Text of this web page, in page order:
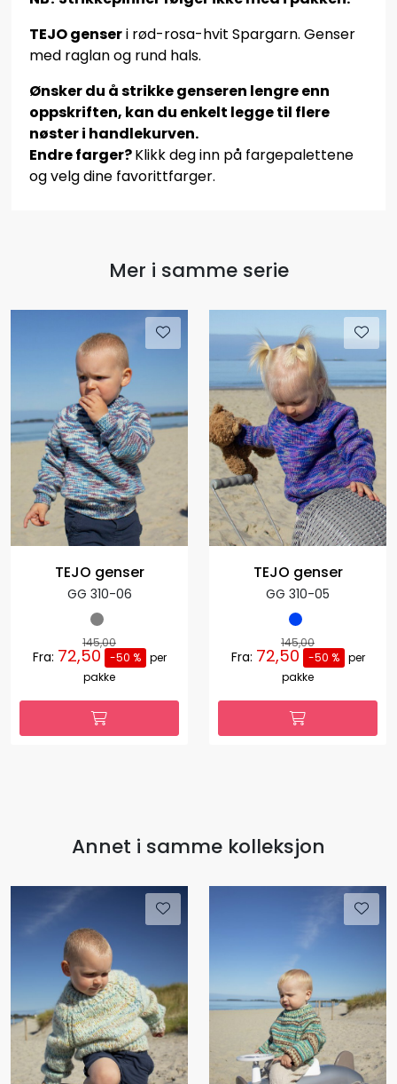
TEJO genseri rød-rosa-hvit Spargarn. Genser
med raglan og rund hals.
Ønsker du å strikke genseren lengre enn
oppskriften, kan du enkelt legge til flere
nøster i handlekurven.
Endre farger?Klikk deg inn på fargepalettene
og velg dine favorittfarger.
Mer i samme serie
TEJO genser
GG 310-06
145,00
Fra: 72,50 -50 %
per
pakke
TEJO genser
GG 310-05
145,00
Fra: 72,50 -50 %
per
pakke
Annet i samme kolleksjon